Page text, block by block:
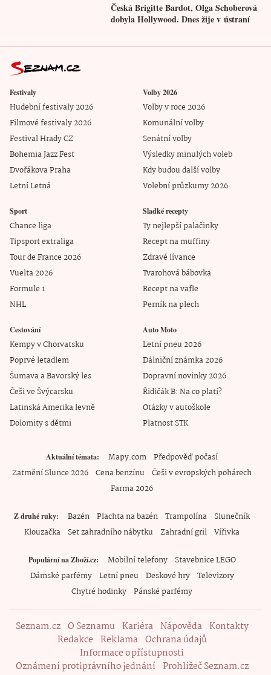
Česká Brigitte Bardot, Olga Schoberová
dobyla Hollywood. Dnes žije v ústraní
Festivaly
Hudební festivaly 2026
Filmové festivaly 2026
Festival Hrady CZ
Bohemia Jazz Fest
Dvořákova Praha
Letní Letná
Volby 2026
Volby v roce 2026
Komunální volby
Senátní volby
Výsledky minulých voleb
Kdy budou další volby
Volební průzkumy 2026
Sport
Chance liga
Tipsport extraliga
Tour de France 2026
Vuelta 2026
Formule 1
NHL
Sladké recepty
Ty nejlepší palačinky
Recept na muffiny
Zdravé lívance
Tvarohová bábovka
Recept na vafle
Perník na plech
Cestování
Kempy v Chorvatsku
Poprvé letadlem
Šumava a Bavorský les
Češi ve Švýcarsku
Latinská Amerika levně
Dolomity s dětmi
Auto Moto
Letní pneu 2026
Dálniční známka 2026
Dopravní novinky 2026
Řidičák B: Na co platí?
Otázky v autoškole
Platnost STK
Aktuální témata Mapy.com Předpověď počasí
Zatmění Slunce 2026 Cena benzínu
Češi v evropských pohárech
Farma 2026
Z druhé ruky Bazén Plachta na bazén Trampolína
Slunečník
Klouzačka
Set zahradního nábytku Zahradní gril Vířivka
Populární na Zboží.cz Mobilní telefony
Stavebnice LEGO
Dámské parfémy Letní pneu Deskové hry Televizory
Chytré hodinky Pánské parfémy
Seznam.cz O Seznamu Kariéra Nápověda Kontakty
Redakce Reklama Ochrana údajů
Informace o přístupnosti
Oznámení protiprávního jednání Prohlížeč Seznam.cz